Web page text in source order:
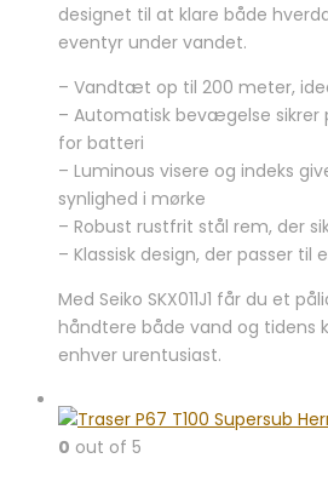
designet til at klare både
eventyr under vandet.
– Vandtæt op til 200 meter,
– Automatisk bevægelse
for batteri
– Luminous visere og indeks
synlighed i mørke
– Robust rustfrit stål rem, der
– Klassisk design, der passer til
Med Seiko SKX011J1 får du et
håndtere både vand og tidens
enhver urentusiast.
0 out of 5